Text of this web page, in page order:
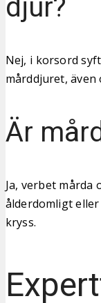
djur?
Nej, i korsord
mårddjuret, även
Är
Ja, verbet mårda
ålderdomligt
kryss.